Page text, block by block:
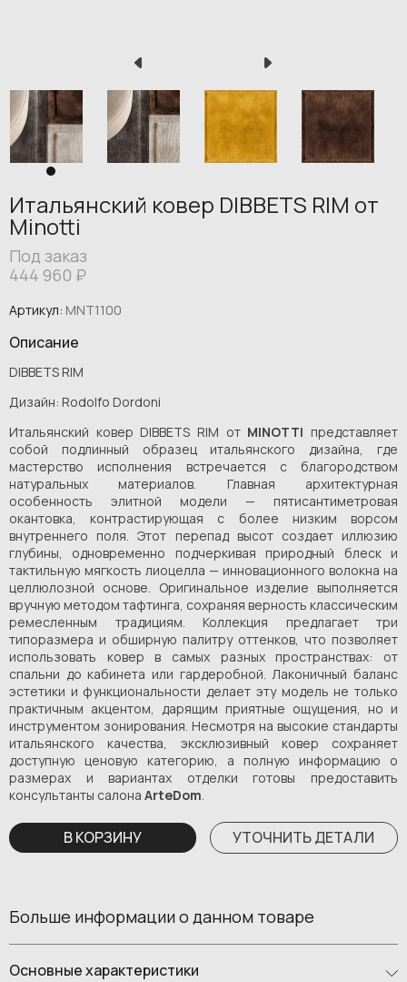
Итальянский ковер DIBBETS RIM от
Minotti
Под заказ
444 960 ₽
Артикул: MNT1100
Описание
DIBBETS RIM
Дизайн: Rodolfo Dordoni
Итальянский ковер DIBBETS RIM от MINOTTI представляет
собой подлинный образец итальянского дизайна, где
мастерство исполнения встречается с благородством
натуральных материалов. Главная архитектурная
особенность элитной модели — пятисантиметровая
окантовка, контрастирующая с более низким ворсом
внутреннего поля. Этот перепад высот создает иллюзию
глубины, одновременно подчеркивая природный блеск и
тактильную мягкость лиоцелла — инновационного волокна на
целлюлозной основе. Оригинальное изделие выполняется
вручную методом тафтинга, сохраняя верность классическим
ремесленным традициям. Коллекция предлагает три
типоразмера и обширную палитру оттенков, что позволяет
использовать ковер в самых разных пространствах: от
спальни до кабинета или гардеробной. Лаконичный баланс
эстетики и функциональности делает эту модель не только
практичным акцентом, дарящим приятные ощущения, но и
инструментом зонирования. Несмотря на высокие стандарты
итальянского качества, эксклюзивный ковер сохраняет
доступную ценовую категорию, а полную информацию о
размерах и вариантах отделки готовы предоставить
консультанты салона ArteDom
В КОРЗИНУ УТОЧНИТЬ ДЕТАЛИ
Больше информации о данном товаре
Основные характеристики